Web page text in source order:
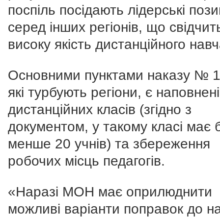
поспіль посідають лідерські
серед інших регіонів, що
високу якість дистанційного
Основними пунктами наказу №
які турбують регіони, є
дистанційних класів (згідно з
документом, у такому класі має
менше 20 учнів) та збереження
робочих місць педагогів.
«Наразі МОН має оприлюднити
можливі варіанти поправок до